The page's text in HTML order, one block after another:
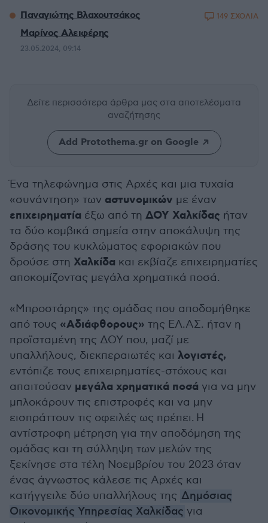
Παναγιώτης Βλαχουτσάκος
Μαρίνος Αλειφέρης
23.05.2024, 09:14
149 ΣΧΟΛΙΑ
Δείτε περισσότερα άρθρα μας στα αποτελέσματα
αναζήτησης
Add Protothema.gr on Google
Ένα τηλεφώνημα στις Αρχές και μια τυχαία
«συνάντηση» των αστυνομικών με έναν
επιχειρηματία έξω από τη ΔΟΥ Χαλκίδας ήταν
τα δύο κομβικά σημεία στην αποκάλυψη της
δράσης του κυκλώματος εφοριακών που
δρούσε στη Χαλκίδα και εκβίαζε επιχειρηματίες
αποκομίζοντας μεγάλα χρηματικά ποσά.
«Μπροστάρης» της ομάδας που αποδομήθηκε
από τους «Αδιάφθορους» της ΕΛ.ΑΣ. ήταν η
προϊσταμένη της ΔΟΥ που, μαζί με
υπαλλήλους, διεκπεραιωτές και λογιστές,
εντόπιζε τους επιχειρηματίες-στόχους και
απαιτούσαν μεγάλα χρηματικά ποσά για να μην
μπλοκάρουν τις επιστροφές και να μην
εισπράττουν τις οφειλές ως πρέπει. Η
αντίστροφη μέτρηση για την αποδόμηση της
ομάδας και τη σύλληψη των μελών της
ξεκίνησε στα τέλη Νοεμβρίου του 2023 όταν
ένας άγνωστος κάλεσε τις Αρχές και
κατήγγειλε δύο υπαλλήλους της Δημόσιας
Οικονομικής Υπηρεσίας Χαλκίδας για